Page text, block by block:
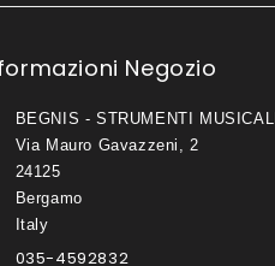
Negozio
BEGNIS - STRUMENTI MUSICALI
Via Mauro Gavazzeni, 2
24125
Bergamo
Italy
035-4592832